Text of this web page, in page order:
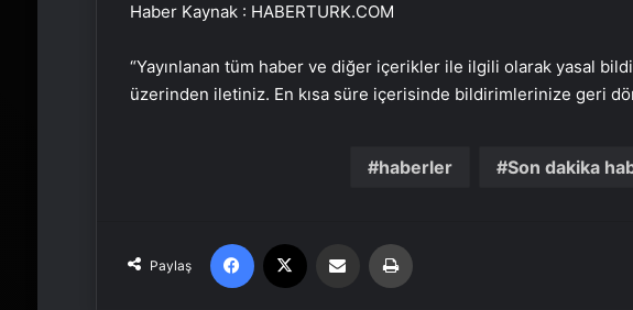
Haber Kaynak : HABERTURK.COM
“Yayınlanan tüm haber ve diğer içerikler ile ilgili olarak yasal
üzerinden iletiniz. En kısa süre içerisinde bildirimlerinize geri
haberler Son dakika
Paylaş
Facebook Email'den paylaş